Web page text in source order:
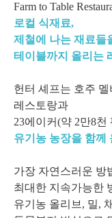
Farm to Table
로컬 식재료,
제철에 나는 재료들
테이블까지 올리는
헌터 셰프는 호주 멜
레스토랑과
23에이커(약 2만8천
유기농 농장을 함께
가장 자연스러운 방
최대한 지속가능한
유기농 올리브, 밀,